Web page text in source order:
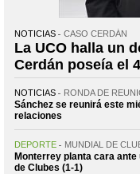
NOTICIAS CASO CERDÁN
La UCO halla un
Cerdán poseía el
NOTICIAS RONDA DE
Sánchez se reunirá este
relaciones
DEPORTE MUNDIAL DE
Monterrey planta cara ante
de Clubes (1-1)